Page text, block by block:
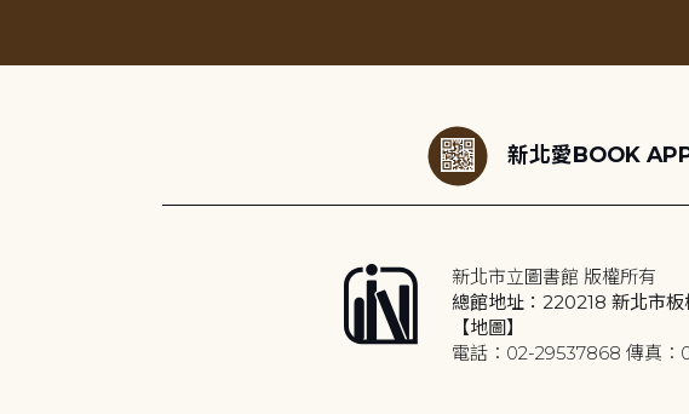
新北愛BOOK
新北市立圖書館 版權所有
總館地址：220218 新北市
【地圖】
電話：02-29537868 傳真：